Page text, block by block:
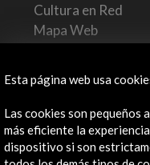
Cultura en Red
Mapa Web
Conecta
X (Twitter)
Esta página web usa
Las cookies son pequeños
más eficiente la
dispositivo si son